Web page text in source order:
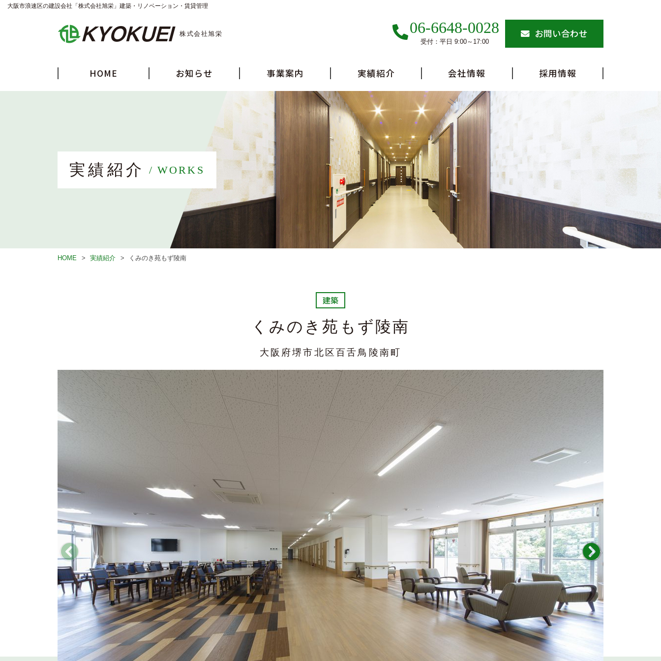
大阪市浪速区の建設会社「株式会社旭栄」建築・リノベーション・賃貸管理
株式会社旭栄 06-6648-0028
受付：平日 9:00～17:00
お問い合わせ
HOME お知らせ 事業案内 実績紹介 会社情報 採用情報
実績紹介 WORKS
HOME 実績紹介 くみのき苑もず陵南
建築
くみのき苑もず陵南
大阪府堺市北区百舌鳥陵南町